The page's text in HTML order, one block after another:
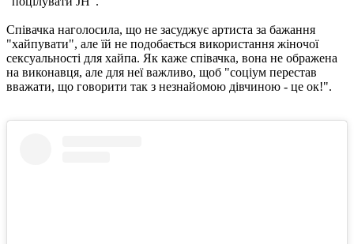
Співачка наголосила, що не засуджує артиста за бажання
"хайпувати", але їй не подобається використання жіночої
сексуальності для хайпа. Як каже співачка, вона не ображена
на виконавця, але для неї важливо, щоб "соціум перестав
вважати, що говорити так з незнайомою дівчиною - це ок!".